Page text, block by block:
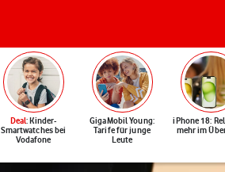
Deal: Kinder-
Smartwatches bei
Vodafone
GigaMobil Young:
Tarife für junge
Leute
iPhone 18:
mehr im